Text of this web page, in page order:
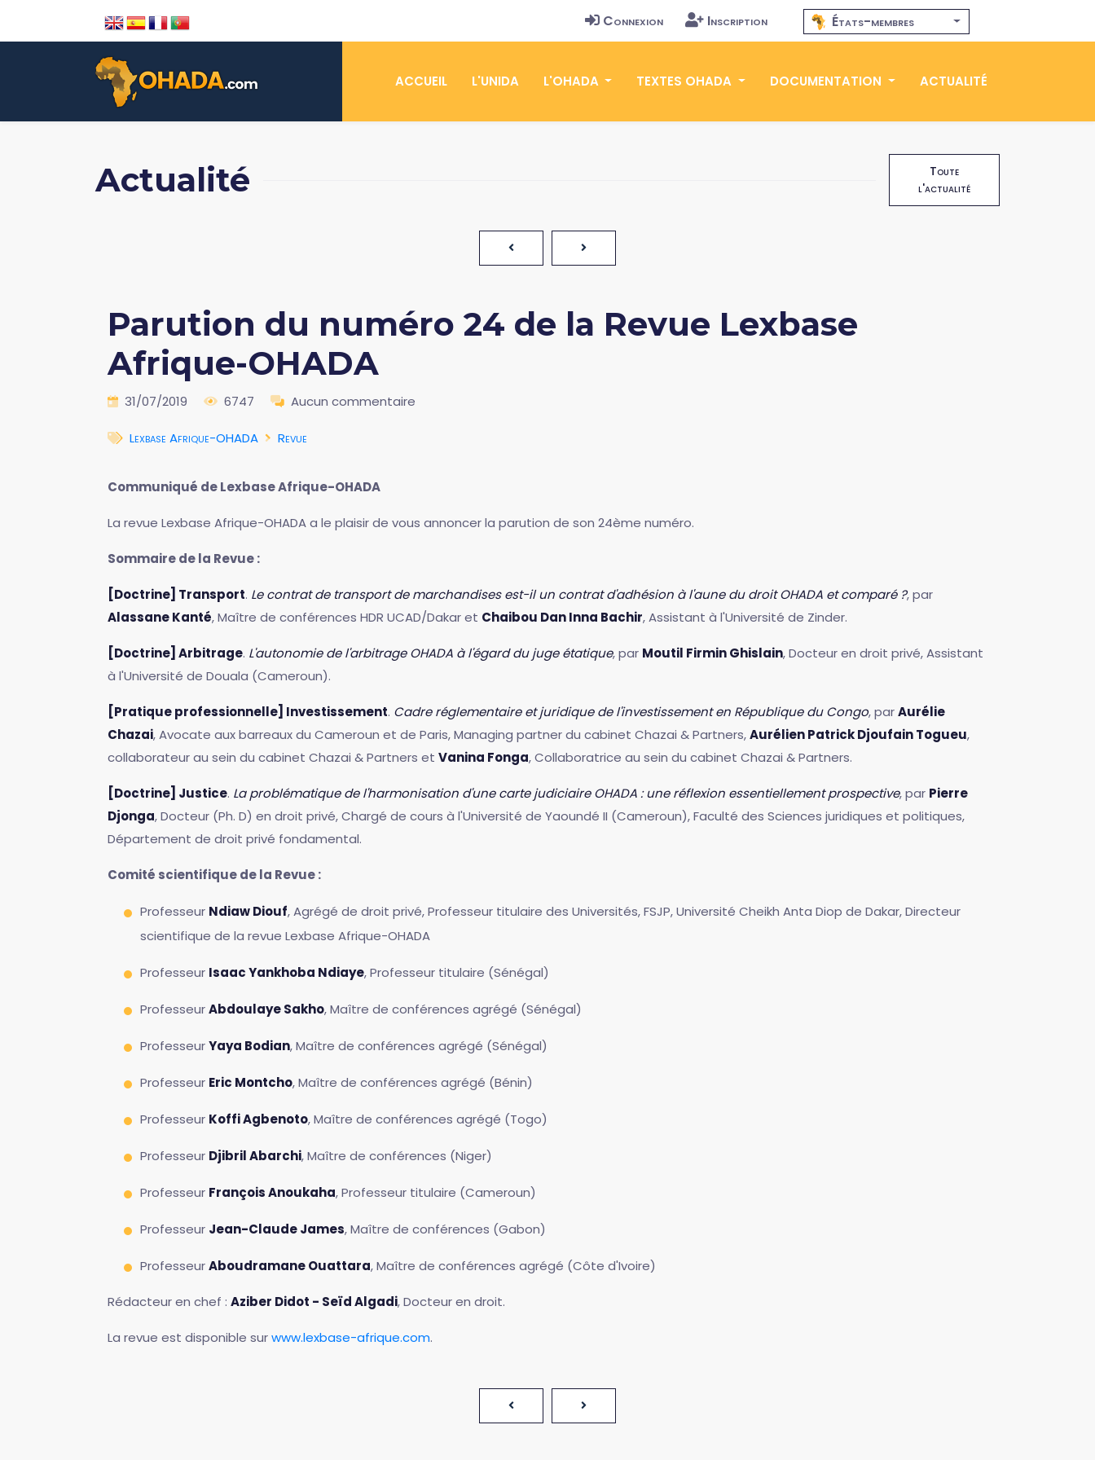
Connexion Inscription États-membres
ACCUEIL L'UNIDA L'OHADA TEXTES OHADA DOCUMENTATION ACTUALITÉ
Actualité
Toute
l'actualité
Parution du numéro 24 de la Revue Lexbase
Afrique-OHADA
31/07/2019 6747 Aucun commentaire
Lexbase Afrique-OHADA Revue
Communiqué de Lexbase Afrique-OHADA
La revue Lexbase Afrique-OHADA a le plaisir de vous annoncer la parution de son 24ème numéro.
Sommaire de la Revue :
[Doctrine] Transport. Le contrat de transport de marchandises est-il un contrat d'adhésion à l'aune du droit OHADA et comparé ?, par
Alassane Kanté, Maître de conférences HDR UCAD/Dakar et Chaibou Dan Inna Bachir, Assistant à l'Université de Zinder.
[Doctrine] Arbitrage. L'autonomie de l'arbitrage OHADA à l'égard du juge étatique, par Moutil Firmin Ghislain, Docteur en droit privé, Assistant
à l'Université de Douala (Cameroun).
[Pratique professionnelle] Investissement. Cadre réglementaire et juridique de l'investissement en République du Congo, parAurélie
Chazai, Avocate aux barreaux du Cameroun et de Paris, Managing partner du cabinet Chazai & Partners,Aurélien Patrick Djoufain Togueu,
collaborateur au sein du cabinet Chazai & Partners et Vanina Fonga, Collaboratrice au sein du cabinet Chazai & Partners.
[Doctrine] Justice. La problématique de l'harmonisation d'une carte judiciaire OHADA : une réflexion essentiellement prospective, par Pierre
Djonga, Docteur (Ph. D) en droit privé, Chargé de cours à l'Université de Yaoundé II (Cameroun), Faculté des Sciences juridiques et politiques,
Département de droit privé fondamental.
Comité scientifique de la Revue :
Professeur Ndiaw Diouf, Agrégé de droit privé, Professeur titulaire des Universités, FSJP, Université Cheikh Anta Diop de Dakar, Directeur
scientifique de la revue Lexbase Afrique-OHADA
Professeur Isaac Yankhoba Ndiaye, Professeur titulaire (Sénégal)
ProfesseurAbdoulaye Sakho, Maître de conférences agrégé (Sénégal)
ProfesseurYaya Bodian, Maître de conférences agrégé (Sénégal)
Professeur Eric Montcho, Maître de conférences agrégé (Bénin)
Professeur Koffi Agbenoto, Maître de conférences agrégé (Togo)
Professeur Djibril Abarchi, Maître de conférences (Niger)
Professeur François Anoukaha, Professeur titulaire (Cameroun)
Professeur Jean-Claude James, Maître de conférences (Gabon)
ProfesseurAboudramane Ouattara, Maître de conférences agrégé (Côte d'Ivoire)
Rédacteur en chef : Aziber Didot - Seïd Algadi, Docteur en droit.
La revue est disponible surwww.lexbase-afrique.com.